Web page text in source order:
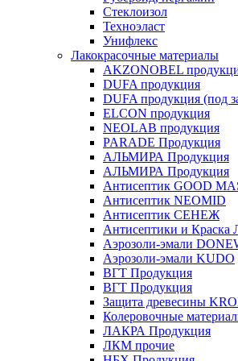
Стеклоизол
Техноэласт
Унифлекс
Лакокрасочные материалы
AKZONOBEL
DUFA продукция
DUFA продукция (под
ELCON продукция
NEOLAB продукция
PARADE Продукция
АЛЬМИРА Продукция
АЛЬМИРА Продукция
Антисептик GOOD
Антисептик NEOMID
Антисептик СЕНЕЖ
Антисептики и
Аэрозоли-эмали
Аэрозоли-эмали KUDO
ВГТ Продукция
ВГТ Продукция
Защита древесины
Колеровочные
ЛАКРА Продукция
ЛКМ прочие